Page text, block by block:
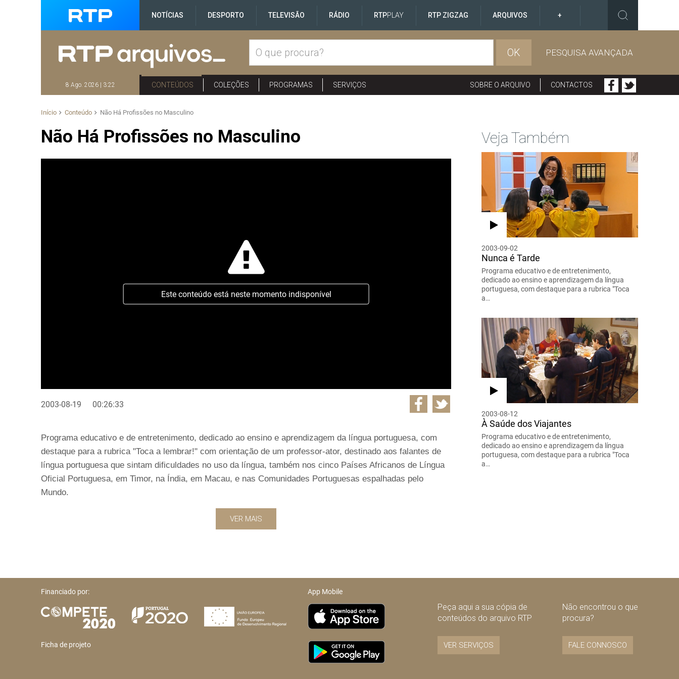
NOTÍCIAS DESPORTO TELEVISÃO RÁDIO RTPPLAY RTP ZIGZAG ARQUIVOS +
OK PESQUISA AVANÇADA
8 Ago. 2026 | 3:22 CONTEÚDOS COLEÇÕES PROGRAMAS SERVIÇOS SOBRE O ARQUIVO CONTACTOS
Início Conteúdo Não Há Profissões no Masculino
Não Há Profissões no Masculino
Este conteúdo está neste momento indisponível
2003-08-19 00:26:33
Programa educativo e de entretenimento, dedicado ao ensino e aprendizagem da língua portuguesa, com
destaque para a rubrica "Toca a lembrar!" com orientação de um professor-ator, destinado aos falantes de
língua portuguesa que sintam dificuldades no uso da língua, também nos cinco Países Africanos de Língua
Oficial Portuguesa, em Timor, na Índia, em Macau, e nas Comunidades Portuguesas espalhadas pelo
Mundo.
VER MAIS
Veja Também
2003-09-02
Nunca é Tarde
Programa educativo e de entretenimento,
dedicado ao ensino e aprendizagem da língua
portuguesa, com destaque para a rubrica "Toca
a…
2003-08-12
À Saúde dos Viajantes
Programa educativo e de entretenimento,
dedicado ao ensino e aprendizagem da língua
portuguesa, com destaque para a rubrica "Toca
a…
Financiado por:
Ficha de projeto
App Mobile
Peça aqui a sua cópia de
conteúdos do arquivo RTP
VER SERVIÇOS
Não encontrou o que
procura?
FALE CONNOSCO